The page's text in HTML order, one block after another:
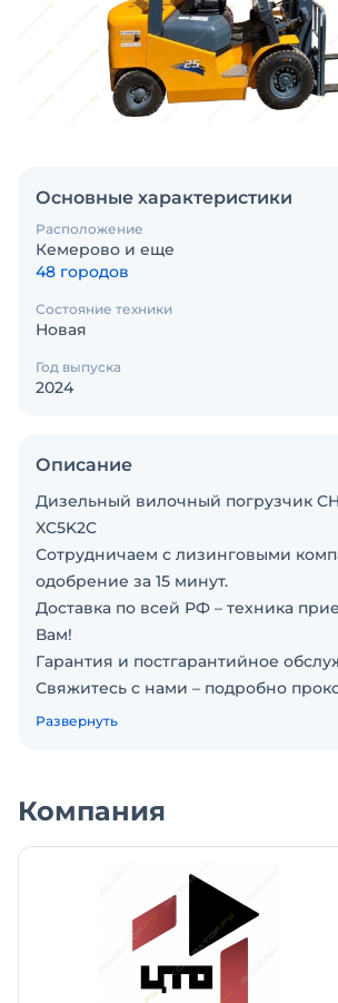
Основные характеристики
Расположение
Кемерово и еще
48 городов
Состояние техники
Новая
Год выпуска
2024
Описание
Дизельный вилочный погрузчик
XC5K2C
Сотрудничаем с лизинговыми
одобрение за 15 минут.
Доставка по всей РФ – техника
Вам!
Гарантия и постгарантийное
Свяжитесь с нами – подробно
и подберем технику под Ваши
Колесная база: 1 600 мм
Общий вес: 3 680 кг
Высота подъема: 3 000-6 000 мм
Габариты: 259711502070 мм
Дорожный просвет: 110 мм
• Возможна установка: бокового
каретки, ротатор на вилочный
Развернуть
Компания